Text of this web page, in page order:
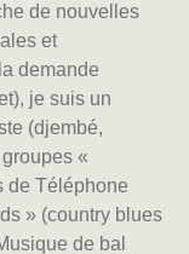
de nouvelles
et
demande
je suis un
(djembé,
«
de Téléphone
» (country blues
de bal